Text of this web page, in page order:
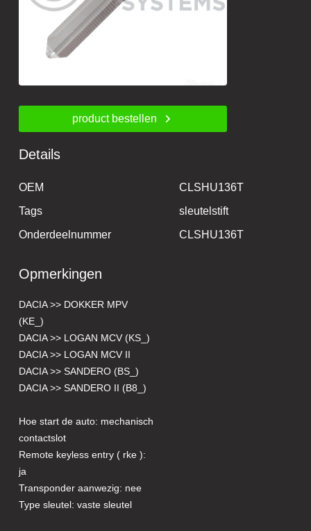
product bestellen
Details
OEM
CLSHU136T
Tags
sleutelstift
Onderdeelnummer
CLSHU136T
Opmerkingen
DACIA >> DOKKER MPV
(KE_)
DACIA >> LOGAN MCV (KS_)
DACIA >> LOGAN MCV II
DACIA >> SANDERO (BS_)
DACIA >> SANDERO II (B8_)
Hoe start de auto: mechanisch
contactslot
Remote keyless entry ( rke ):
ja
Transponder aanwezig: nee
Type sleutel: vaste sleutel